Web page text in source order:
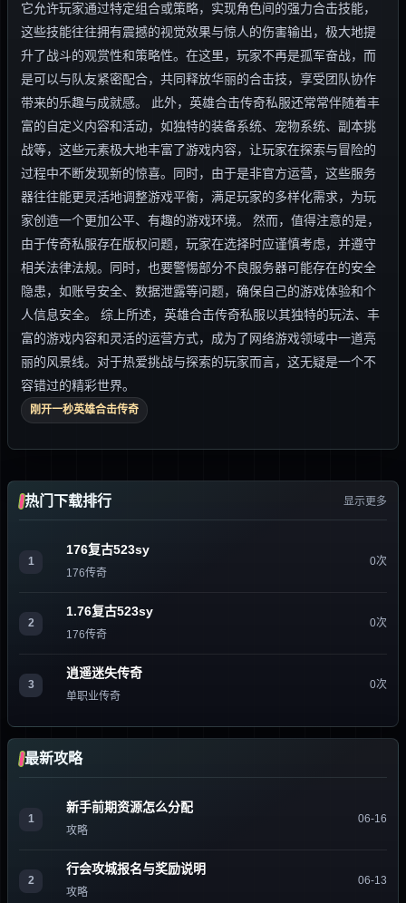
它允许玩家通过特定组合或策略，实现角色间的强力合击技能，
这些技能往往拥有震撼的视觉效果与惊人的伤害输出，极大地提
升了战斗的观赏性和策略性。在这里，玩家不再是孤军奋战，而
是可以与队友紧密配合，共同释放华丽的合击技，享受团队协作
带来的乐趣与成就感。 此外，英雄合击传奇私服还常常伴随着丰
富的自定义内容和活动，如独特的装备系统、宠物系统、副本挑
战等，这些元素极大地丰富了游戏内容，让玩家在探索与冒险的
过程中不断发现新的惊喜。同时，由于是非官方运营，这些服务
器往往能更灵活地调整游戏平衡，满足玩家的多样化需求，为玩
家创造一个更加公平、有趣的游戏环境。 然而，值得注意的是，
由于传奇私服存在版权问题，玩家在选择时应谨慎考虑，并遵守
相关法律法规。同时，也要警惕部分不良服务器可能存在的安全
隐患，如账号安全、数据泄露等问题，确保自己的游戏体验和个
人信息安全。 综上所述，英雄合击传奇私服以其独特的玩法、丰
富的游戏内容和灵活的运营方式，成为了网络游戏领域中一道亮
丽的风景线。对于热爱挑战与探索的玩家而言，这无疑是一个不
容错过的精彩世界。
刚开一秒英雄合击传奇
热门下载排行 显示更多
1
176复古523sy
176传奇
0次
2
1.76复古523sy
176传奇
0次
3
逍遥迷失传奇
单职业传奇
0次
最新攻略
1
新手前期资源怎么分配
攻略
06-16
2
行会攻城报名与奖励说明
攻略
06-13